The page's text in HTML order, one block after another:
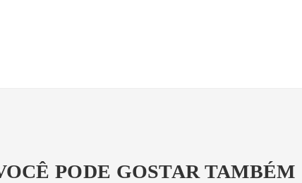
PODE GOSTAR TAMBÉM